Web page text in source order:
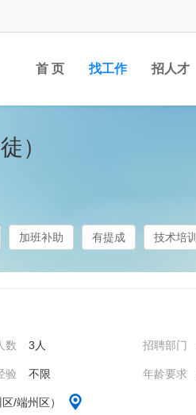
首 页 找工作 招人才
）
加班补助 有提成 技术培训
数 3人 招聘部门
验 不限 年龄要求
/端州区）